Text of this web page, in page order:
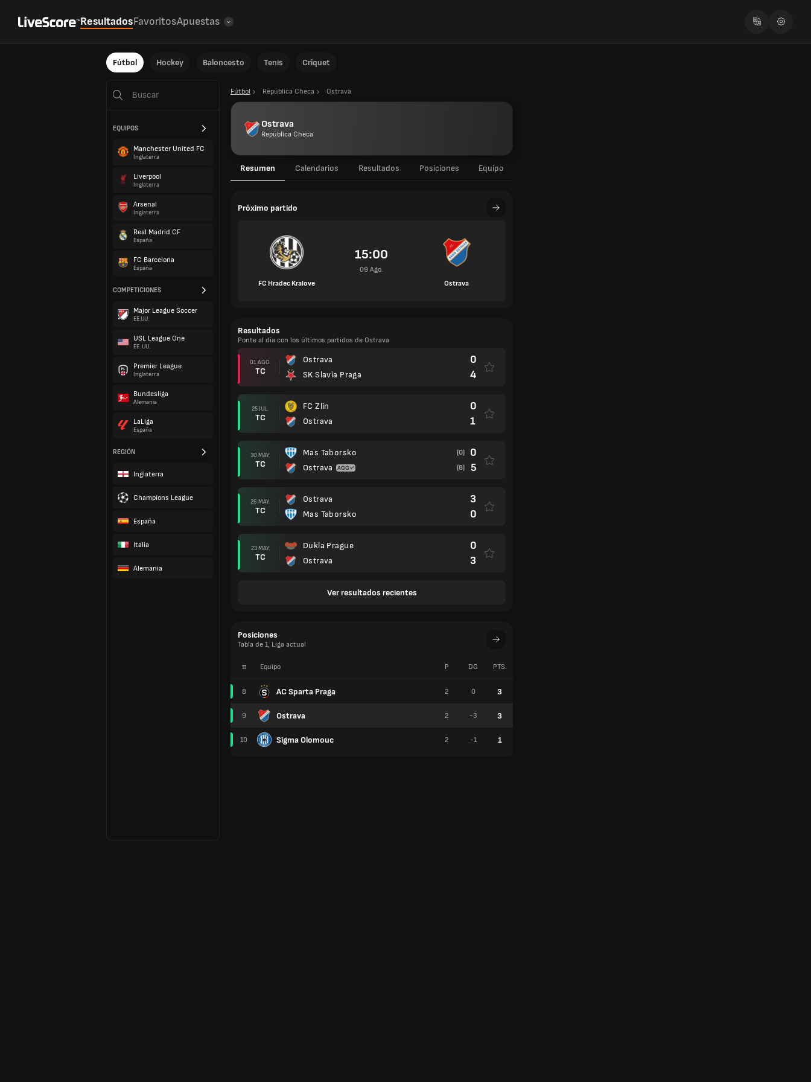
ResultadosFavoritosApuestas
Fútbol Hockey Baloncesto Tenis Críquet
EQUIPOS
Manchester United FC
Inglaterra
Liverpool
Inglaterra
Arsenal
Inglaterra
Real Madrid CF
España
FC Barcelona
España
COMPETICIONES
Major League Soccer
EE.UU.
USL League One
EE. UU.
Premier League
Inglaterra
Bundesliga
Alemania
LaLiga
España
REGIÓN
Inglaterra
Champions League
España
Italia
Alemania
Fútbol República Checa Ostrava
Ostrava
República Checa
Resumen Calendarios Resultados Posiciones Equipo
Próximo partido
FC Hradec Kralove
15:00
09 Ago.
Ostrava
Resultados
Ponte al día con los últimos partidos de Ostrava
01 AGO.
TC
Ostrava
SK Slavia Praga
0
4
25 JUL.
TC
FC Zlin
Ostrava
0
1
30 MAY.
TC
Mas Taborsko
Ostrava
(0) 0
(8) 5
26 MAY.
TC
Ostrava
Mas Taborsko
3
0
23 MAY.
TC
Dukla Prague
Ostrava
0
3
Ver resultados recientes
Posiciones
Tabla de 1, Liga actual
# Equipo
8 AC Sparta Praga
9 Ostrava
10 Sigma Olomouc
P DG PTS.
2 0 3
2 -3 3
2 -1 1